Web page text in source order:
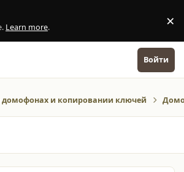
Learn more. ×
Войти
домофонах и копировании ключей